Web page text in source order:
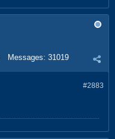
Messages: 31019
#2883